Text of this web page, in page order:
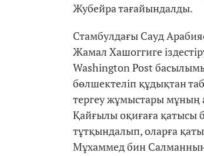
Жубейра тағайындалды.
Стамбулдағы Сауд
Жамал Хашоггиге
Washington Post
бөлшектеліп құдықтан
тергеу жұмыстары мұның
Қайғылы оқиғаға қатысы
тұтқындалып, оларға
Мұхаммед бин Салманның